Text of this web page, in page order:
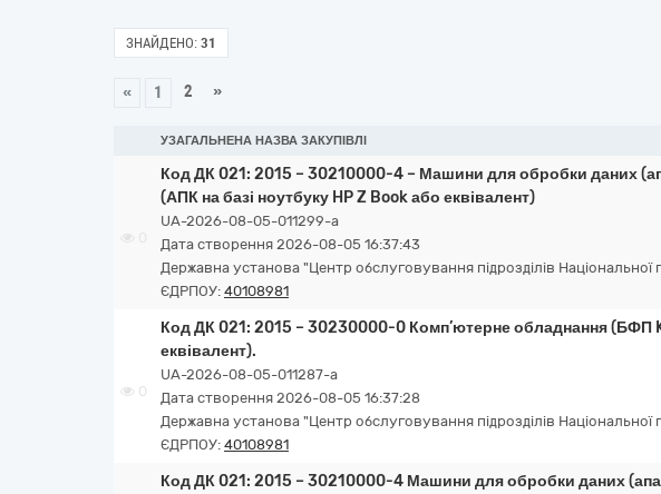
ЗНАЙДЕНО: 31
« 1 2 »
УЗАГАЛЬНЕНА НАЗВА ЗАКУПІВЛІ
Код ДК 021: 2015 – 30210000-4 – Машини для обробки даних
(АПК на базі ноутбуку HP Z Book або еквівалент)
UA-2026-08-05-011299-a
Дата створення 2026-08-05 16:37:43
Державна установа "Центр обслуговування підрозділів Національної
ЄДРПОУ: 40108981
0
Код ДК 021: 2015 – 30230000-0 Комп’ютерне обладнання (БФП
еквівалент).
UA-2026-08-05-011287-a
Дата створення 2026-08-05 16:37:28
Державна установа "Центр обслуговування підрозділів Національної
ЄДРПОУ: 40108981
Код ДК 021: 2015 – 30210000-4 Машини для обробки даних